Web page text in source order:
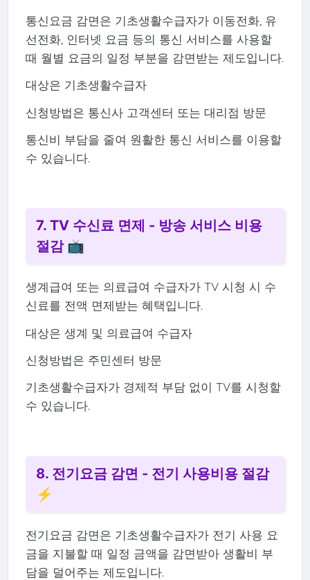
통신요금 감면은 기초생활수급자가 이동전화, 유
선전화, 인터넷 요금 등의 통신 서비스를 사용할
때 월별 요금의 일정 부분을 감면받는 제도입니다.
대상은 기초생활수급자
신청방법은 통신사 고객센터 또는 대리점 방문
통신비 부담을 줄여 원활한 통신 서비스를 이용할
수 있습니다.
7. TV 수신료 면제 - 방송 서비스 비용
절감 📺
생계급여 또는 의료급여 수급자가 TV 시청 시 수
신료를 전액 면제받는 혜택입니다.
대상은 생계 및 의료급여 수급자
신청방법은 주민센터 방문
기초생활수급자가 경제적 부담 없이 TV를 시청할
수 있습니다.
8. 전기요금 감면 - 전기 사용비용 절감
⚡
전기요금 감면은 기초생활수급자가 전기 사용 요
금을 지불할 때 일정 금액을 감면받아 생활비 부
담을 덜어주는 제도입니다.